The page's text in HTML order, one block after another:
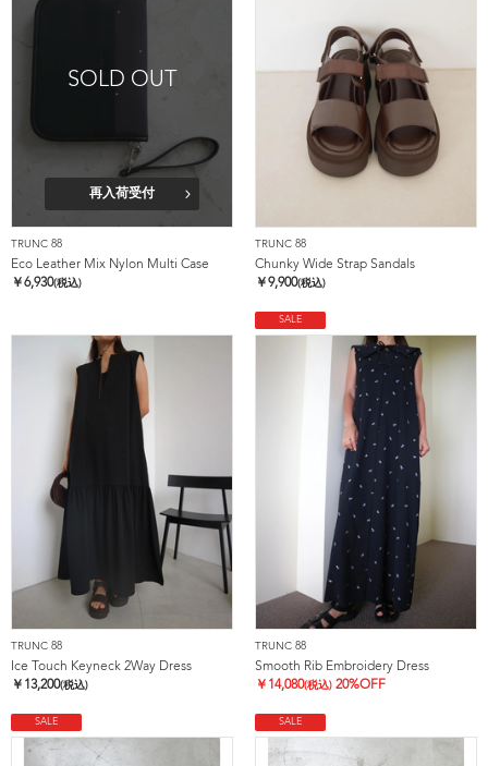
SOLD OUT
再入荷受付
TRUNC 88
Eco Leather Mix Nylon Multi Case
￥6,930(税込)
TRUNC 88
Chunky Wide Strap Sandals
￥9,900(税込)
TRUNC 88
Ice Touch Keyneck 2Way Dress
￥ 13,200(税込)
SALE
TRUNC 88
Smooth Rib Embroidery Dress
￥ 14,080(税込) 20%OFF
SALE SALE